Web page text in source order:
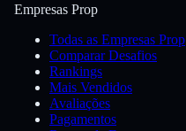
Empresas Prop
Todas as Empresas Prop
Comparar Desafios
Rankings
Mais Vendidos
Avaliações
Pagamentos